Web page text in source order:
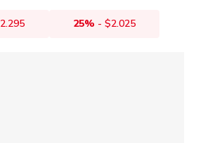
2.295 25% - $2.025